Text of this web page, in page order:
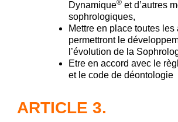
Dynamique®et d’autres
sophrologiques,
Mettre en place toutes les
permettront le
l’évolution de la
Etre en accord avec le
et le code de déontologie
ARTICLE 3.